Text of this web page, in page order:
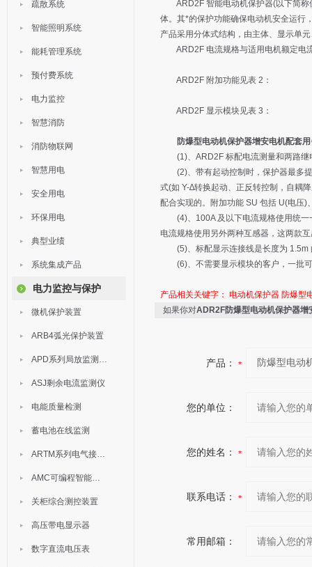
疏散系统
智能照明系统
能耗管理系统
预付费系统
电力监控
智慧消防
消防物联网
智慧用电
安全用电
环保用电
典型业绩
系统集成产品
电力监控与保护
微机保护装置
ARB4弧光保护装置
APD系列局放监测装置
ASJ剩余电流监测仪
电能质量检测
蓄电池在线监测
ARTM系列电气接点测温装置
AMC可编程智能电测表
关柜综合测控装置
高压带电显示器
数字直流电压表
ARD2F 智能电动机保护器(以下简称
体。其*的保护功能确保电动机安全运行
产品采用分体式结构，由主体、显示单
ARD2F 电流规格与适用电机额定电
ARD2F 附加功能见表 2：
ARD2F 显示模块见表 3：
防爆型电动机保护器增安电机配套用
(1)、ARD2F 标配电流测量和两路继
(2)、带有起动控制时，保护器最多提
式(如 Y-∆转换起动、正反转控制，自耦
配合实现的。附加功能 SU 包括 U(电压)
(4)、100A 及以下电流规格使用统一
电流规格使用另外两种互感器，这两款
(5)、标配显示连接线是长度为 1.5m
(6)、不需要显示模块的客户，一批可
产品相关关键字： 电动机保护器 防爆型
如果你对ADR2F防爆型电动机保护器增
产品：
您的单位：
您的姓名：
联系电话：
常用邮箱：